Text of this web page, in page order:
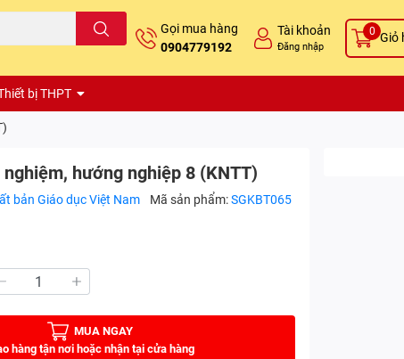
Gọi mua hàng
0904779192
Tài khoản
Đăng nhập
Giỏ
0
bị THPT
hướng nghiệp 8 (KNTT)
bản Giáo dục Việt Nam Mã sản phẩm:SGKBT065
MUA NGAY
hàng tận nơi hoặc nhận tại cửa hàng